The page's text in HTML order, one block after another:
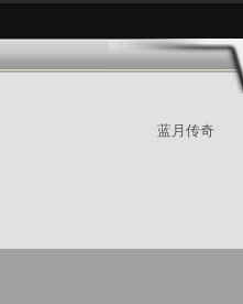
蓝月传奇